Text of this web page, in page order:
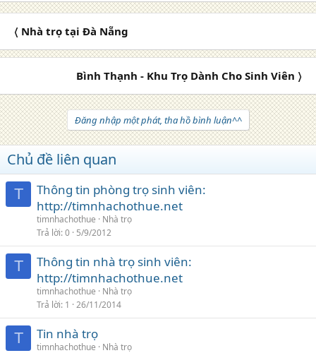
〈 Nhà trọ tại Đà Nẵng
Bình Thạnh - Khu Trọ Dành Cho Sinh Viên 〉
Đăng nhập một phát, tha hồ bình luận^^
Chủ đề liên quan
T
Thông tin phòng trọ sinh viên:
http://timnhachothue.net
timnhachothue
Nhà trọ
Trả lời 0 5/9/2012
T
Thông tin nhà trọ sinh viên:
http://timnhachothue.net
timnhachothue
Nhà trọ
Trả lời 1 26/11/2014
T Tin nhà trọ
timnhachothue Nhà trọ